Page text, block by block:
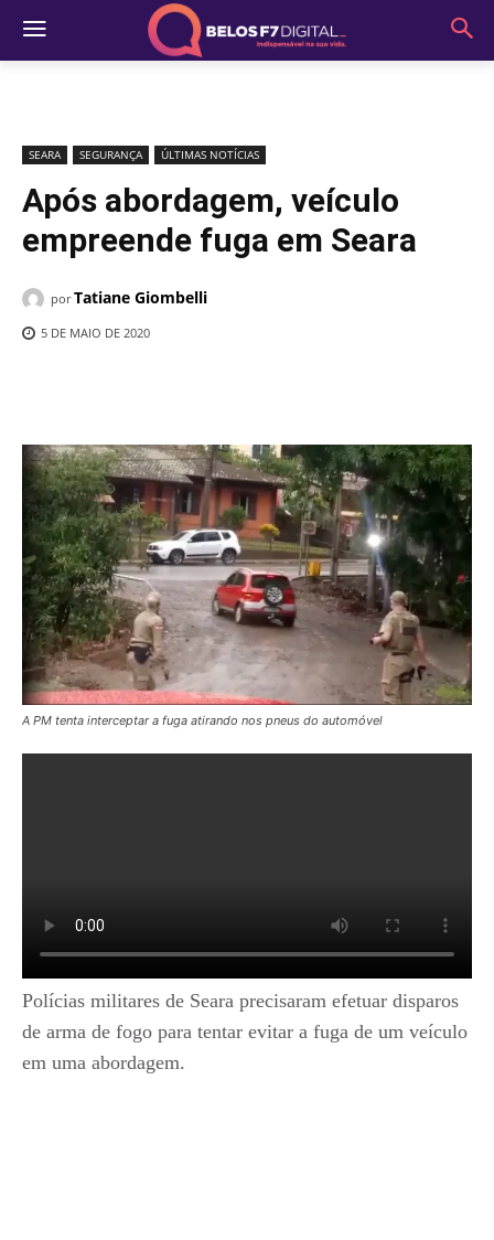
SEARA SEGURANÇA ÚLTIMAS NOTÍCIAS
Após abordagem, veículo
empreende fuga em Seara
por Tatiane Giombelli
5 DE MAIO DE 2020
A PM tenta interceptar a fuga atirando nos pneus do automóvel
Polícias militares de Seara precisaram efetuar disparos
de arma de fogo para tentar evitar a fuga de um veículo
em uma abordagem.